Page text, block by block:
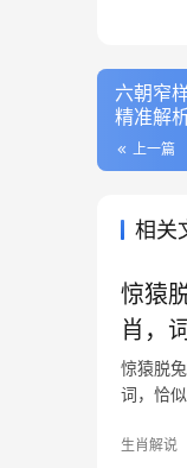
六朝窄
精准解
上一篇
相关
惊猿
肖，
惊猿脱
词，恰
生肖解说